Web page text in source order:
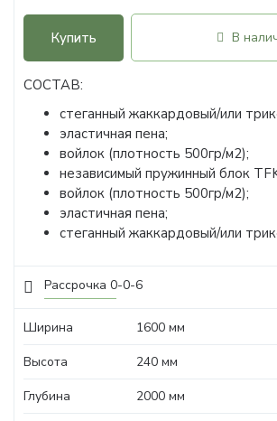
Рассрочка 0-0-6
Купить В
СОСТАВ:
стеганный жаккардовый/или
эластичная пена;
войлок (плотность 500гр/м2);
независимый пружинный блок
войлок (плотность 500гр/м2);
эластичная пена;
стеганный жаккардовый/или
Ширина
1600 мм
Высота
240 мм
Глубина
2000 мм